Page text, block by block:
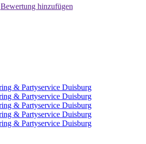
Bewertung hinzufügen